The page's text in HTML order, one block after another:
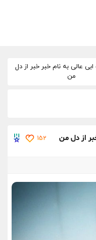
عالی به نام خبر خبر از دل
من
از دل من 152